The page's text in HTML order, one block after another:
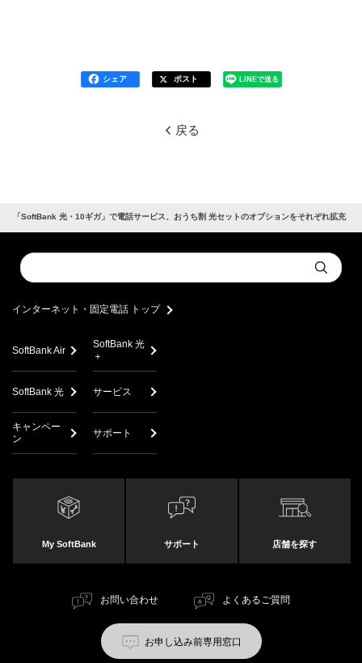
シェア ポスト LINEで送る
戻る
「SoftBank 光・10ギガ」で電話サービス、おうち割 光セットのオプションをそれぞれ拡充
Conduct
a
Submit
インターネット・固定電話 トップ
SoftBank Air
SoftBank 光
＋
SoftBank 光 サービス
キャンペー
ン
サポート
My SoftBank サポート 店舗を探す
お問い合わせ よくあるご質問
お申し込み前専用窓口